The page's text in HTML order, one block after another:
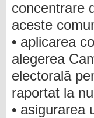
concentrare
aceste
• aplicarea
alegerea
electorală
raportat la
• asigurarea